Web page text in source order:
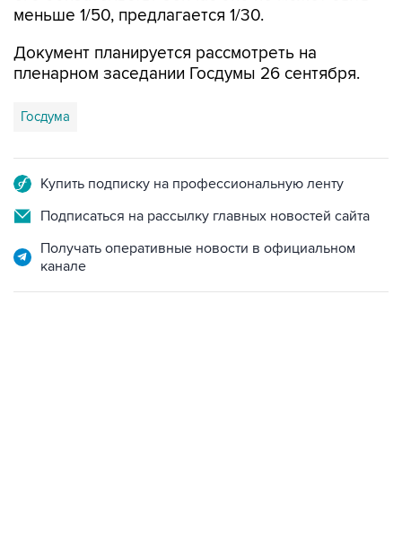
меньше 1/50, предлагается 1/30.
Документ планируется рассмотреть на
пленарном заседании Госдумы 26 сентября.
Госдума
Купить подписку на профессиональную ленту
Подписаться на рассылку главных новостей сайта
Получать оперативные новости в официальном
канале